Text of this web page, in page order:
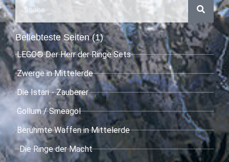
Beliebteste Seiten (1)
LEGO® Der Herr der Ringe Sets
Zwerge in Mittelerde
Die Istari - Zauberer
Gollum / Smeagol
Berühmte Waffen in Mittelerde
Die Ringe der Macht